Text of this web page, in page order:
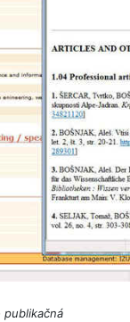
publikačná